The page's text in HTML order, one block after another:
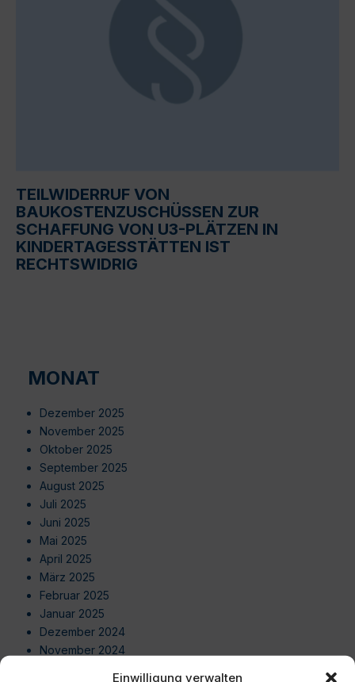
Einwilligung verwalten
TEILWIDERRUF VON
BAUKOSTENZUSCHÜSSEN ZUR
SCHAFFUNG VON U3-PLÄTZEN IN
KINDERTAGESSTÄTTEN IST
RECHTSWIDRIG
MONAT
Dezember 2025
November 2025
Oktober 2025
September 2025
August 2025
Juli 2025
Juni 2025
Mai 2025
April 2025
März 2025
Februar 2025
Januar 2025
Dezember 2024
November 2024